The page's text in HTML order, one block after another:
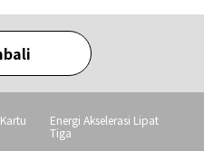
Energi Akselerasi Lipat
Tiga